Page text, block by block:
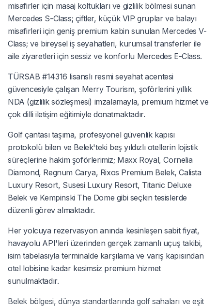
misafirler için masaj koltukları ve gizlilik bölmesi sunan
Mercedes S-Class; çiftler, küçük VIP gruplar ve balayı
misafirleri için geniş premium kabin sunulan Mercedes V-
Class; ve bireysel iş seyahatleri, kurumsal transferler ile
aile ziyaretleri için sessiz ve konforlu Mercedes E-Class.
TÜRSAB #14316 lisanslı resmi seyahat acentesi
güvencesiyle çalışan Merry Tourism, şoförlerini yıllık
NDA (gizlilik sözleşmesi) imzalamayla, premium hizmet ve
çok dilli iletişim eğitimiyle donatmaktadır.
Golf çantası taşıma, profesyonel güvenlik kapısı
protokolü bilen ve Belek'teki beş yıldızlı otellerin lojistik
süreçlerine hakim şoförlerimiz; Maxx Royal, Cornelia
Diamond, Regnum Carya, Rixos Premium Belek, Calista
Luxury Resort, Susesi Luxury Resort, Titanic Deluxe
Belek ve Kempinski The Dome gibi seçkin tesislerde
düzenli görev almaktadır.
Her yolcuya rezervasyon anında kesinleşen sabit fiyat,
havayolu API'leri üzerinden gerçek zamanlı uçuş takibi,
isim tabelasıyla terminalde karşılama ve varış kapısından
otel lobisine kadar kesimsiz premium hizmet
sunulmaktadır.
Belek bölgesi, dünya standartlarında golf sahaları ve eşit